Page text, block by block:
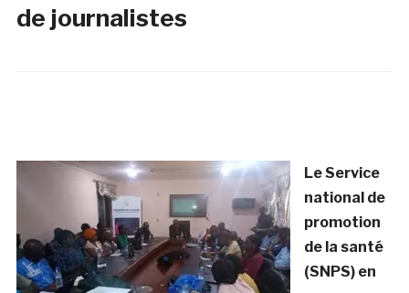
de journalistes
Le Service
national de
promotion
de la santé
(SNPS) en